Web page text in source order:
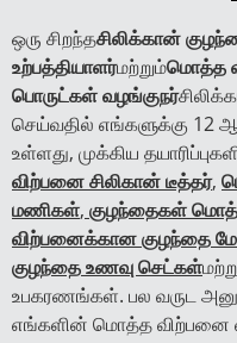
ஒரு சிறந்தசிலிக்கான்
உற்பத்தியாளர்மற்றும்மொத்த
பொருட்கள் வழங்குநர்
செய்வதில் எங்களுக்கு 12
உள்ளது, முக்கிய
விற்பனை சிலிகான் டீத்தர்,
மணிகள், குழந்தைகள்
விற்பனைக்கான குழந்தை
குழந்தை உணவு செட்கள்
உபகரணங்கள். பல வருட
எங்களின் மொத்த விற்பனை